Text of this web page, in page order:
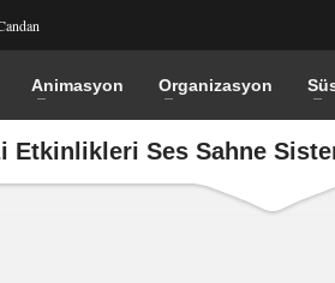
Animasyon Organizasyon
Etkinlikleri Ses Sahne